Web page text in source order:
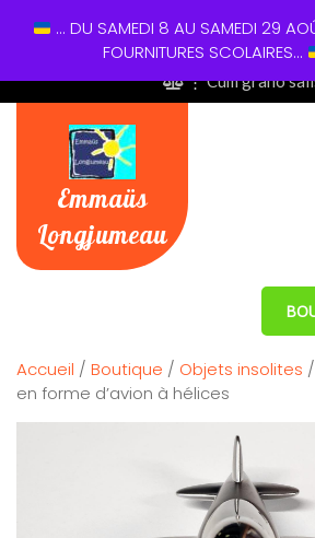
01 60 49
⋮ Cum grano
Emmaüs
Longjumeau
Accueil / Boutique / Objets insolites
en forme d’avion à hélices
... DU SAMEDI 8 AU SAMEDI 29
FOURNITURES SCOLAIRES...